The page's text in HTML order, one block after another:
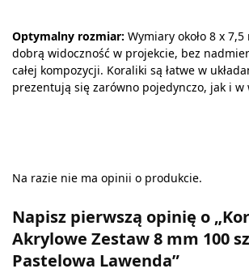
Optymalny rozmiar: Wymiary około 8 x
dobrą widoczność w projekcie, bez
całej kompozycji. Koraliki są łatwe w
prezentują się zarówno pojedynczo, jak i w
Na razie nie ma opinii o produkcie.
Napisz pierwszą opinię o
Akrylowe Zestaw 8 mm 100
Pastelowa Lawenda”